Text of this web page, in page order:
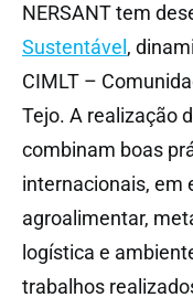
NERSANT tem
Sustentável ,
CIMLT –
Tejo. A realização
combinam boas
internacionais, em
agroalimentar,
logística e
trabalhos